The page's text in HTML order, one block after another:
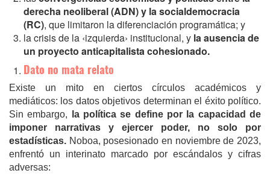
derecha neoliberal (ADN) y la socialdemocracia
(RC), que limitaron la diferenciación programática; y
la crisisde la ‹izquierda› institucional, y la ausencia de
un proyecto anticapitalista cohesionado.
Dato no mata relato
Existe un mito en ciertos círculos académicos y
mediáticos: los datos objetivos determinan el éxito político.
Sin embargo,
la política se define por la capacidad de
imponer narrativas y ejercer poder, no solo por
estadísticas. Noboa, posesionado en noviembre de 2023,
enfrentó un interinato marcado por escándalos y cifras
adversas: